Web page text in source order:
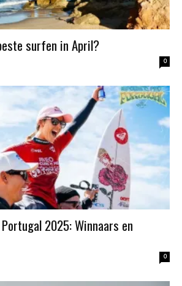
surfen in April?
0
2025: Winnaars en
0